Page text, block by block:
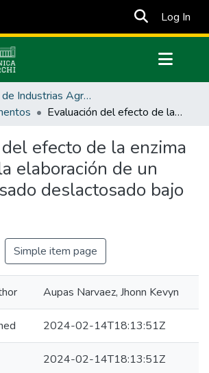
Log In
Facultad de Industrias Agropecuarias y Ciencias Ambientales
Evaluación del efecto de la enzima lactasa en la elaboración de un queso amasado deslactosado bajo en grasa
efecto de la enzima
elaboración de un
deslactosado bajo
Simple item page
Aupas Narvaez, Jhonn Kevyn
2024-02-14T18:13:51Z
2024-02-14T18:13:51Z